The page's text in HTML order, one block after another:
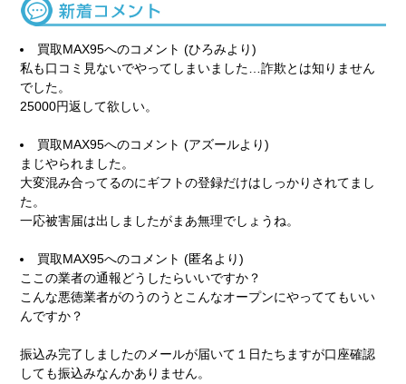
買取MAX95へのコメント (ひろみより)
私も口コミ見ないでやってしまいました…詐欺とは知りません
でした。
25000円返して欲しい。
買取MAX95へのコメント (アズールより)
まじやられました。
大変混み合ってるのにギフトの登録だけはしっかりされてまし
た。
一応被害届は出しましたがまあ無理でしょうね。
買取MAX95へのコメント (匿名より)
ここの業者の通報どうしたらいいですか？
こんな悪徳業者がのうのうとこんなオープンにやっててもいい
んですか？
振込み完了しましたのメールが届いて１日たちますが口座確認
しても振込みなんかありません。